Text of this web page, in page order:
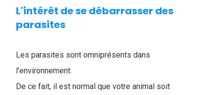
L'intérêt de se débarrasser des
parasites
Les parasites sont omniprésents dans
l'environnement.
De ce fait, il est normal que votre animal soit